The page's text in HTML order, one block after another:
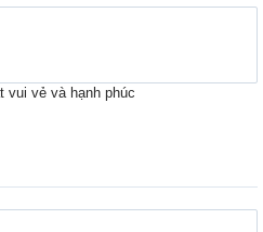
vui vẻ và hạnh phúc